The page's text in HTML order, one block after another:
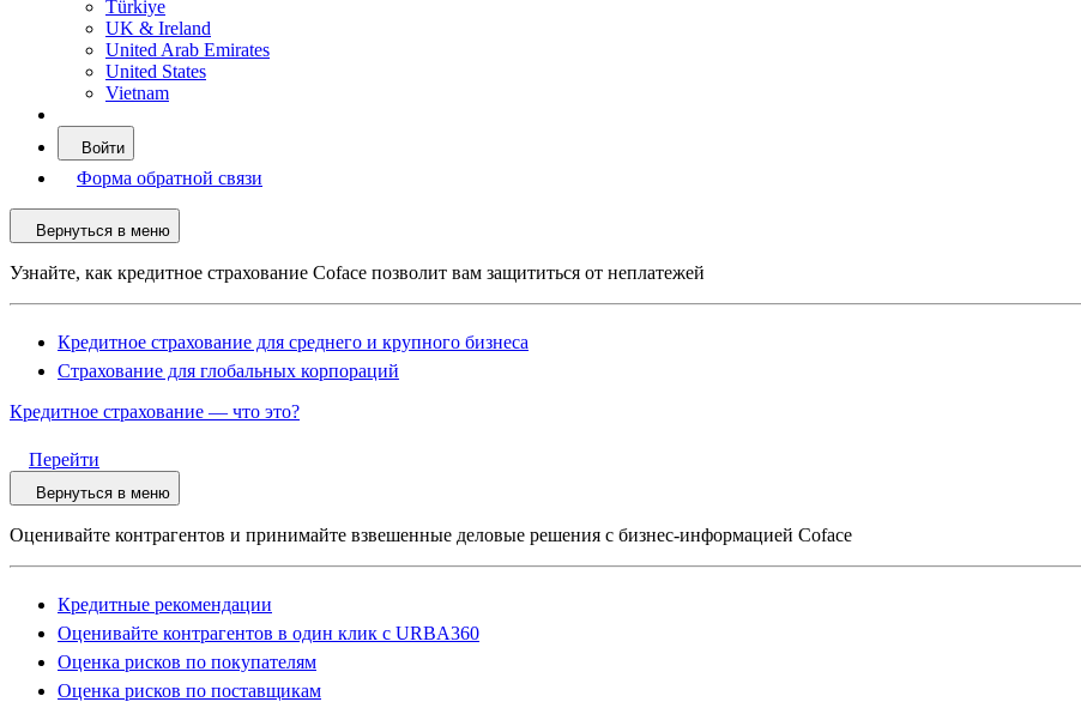
Türkiye
UK & Ireland
United Arab Emirates
United States
Vietnam
Войти
Форма обратной связи
Вернуться в меню
Узнайте, как кредитное страхование Coface позволит вам защититься от неплатежей
Кредитное страхование для среднего и крупного бизнеса
Страхование для глобальных корпораций
Кредитное страхование — что это?
Перейти
Вернуться в меню
Оценивайте контрагентов и принимайте взвешенные деловые решения с бизнес-информацией Coface
Кредитные рекомендации
Оценивайте контрагентов в один клик с URBA360
Оценка рисков по покупателям
Оценка рисков по поставщикам